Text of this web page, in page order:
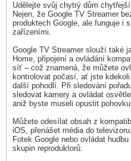
Udělejte svůj chytrý dům chytřejší
Nejen, že Google TV Streamer
produktech Google, ale funguje i
zařízeními.
Google TV Streamer slouží také
Home, připojení a ovládání
síť – což znamená, že můžete
kontrolovat počasí, ať jste
další pohodlí. Při sledování
sledovat kamery a ovládat
aniž byste museli opustit
Můžete odesílat obsah z
iOS, přenášet média do
Fotek Google nebo ovládat
skupin reproduktorů.